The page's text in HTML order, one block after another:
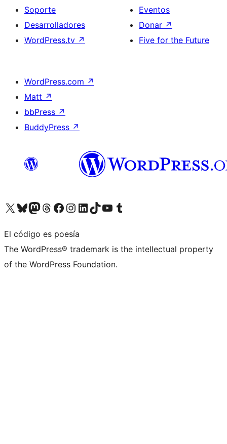
Soporte
Desarrolladores
WordPress.tv ↗
Eventos
Donar ↗
Five for the Future
WordPress.com ↗
Matt ↗
bbPress ↗
BuddyPress ↗
Visita nuestra cuenta de X (anteriormente Twitter)
Visita nuestra cuenta de Bluesky
Visita nuestra cuenta de Mastodon
Visita nuestra cuenta de Threads
Visita nuestra página de Facebook
Visita nuestra cuenta de Instagram
Visita nuestra cuenta de LinkedIn
Visita nuestra cuenta de TikTok
Visita nuestro canal de YouTube
Visita nuestra cuenta de Tumblr
El código es poesía
The WordPress® trademark is the intellectual property
of the WordPress Foundation.